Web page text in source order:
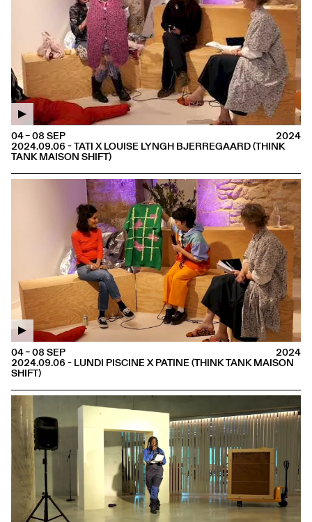
2024.09.06 - TATI X LOUISE LYNGH BJERREGAARD (THINK
TANK MAISON SHIFT)
04 – 08 SEP 2024
2024.09.06 - LUNDI PISCINE X PATINE (THINK TANK MAISON
SHIFT)
04 – 08 SEP 2024